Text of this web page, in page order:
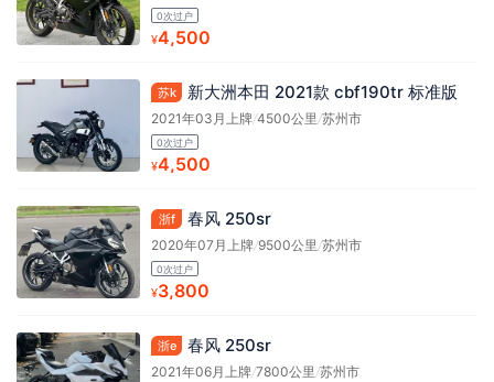
0次过户
¥4,500
苏k 新大洲本田 2021款 cbf190tr 标准版
2021年03月上牌/4500公里/苏州市
0次过户
¥4,500
浙f 春风 250sr
2020年07月上牌/9500公里/苏州市
0次过户
¥3,800
浙e 春风 250sr
2021年06月上牌/7800公里/苏州市